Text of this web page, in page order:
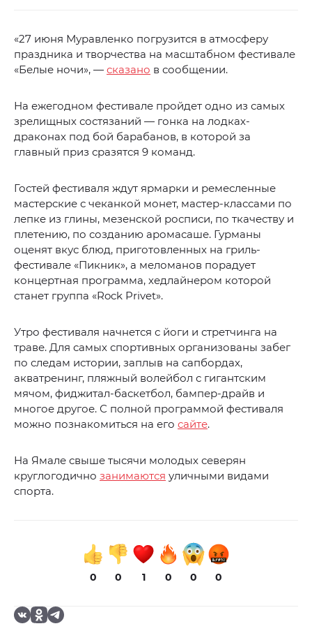
«27 июня Муравленко погрузится в атмосферу
праздника и творчества на масштабном фестивале
«Белые ночи», — сказано в сообщении.
На ежегодном фестивале пройдет одно из самых
зрелищных состязаний — гонка на лодках-
драконах под бой барабанов, в которой за
главный приз сразятся 9 команд.
Гостей фестиваля ждут ярмарки и ремесленные
мастерские с чеканкой монет, мастер-классами по
лепке из глины, мезенской росписи, по ткачеству и
плетению, по созданию аромасаше. Гурманы
оценят вкус блюд, приготовленных на гриль-
фестивале «Пикник», а меломанов порадует
концертная программа, хедлайнером которой
станет группа «Rock Privet».
Утро фестиваля начнется с йоги и стретчинга на
траве. Для самых спортивных организованы забег
по следам истории, заплыв на сапбордах,
акватренинг, пляжный волейбол с гигантским
мячом, фиджитал-баскетбол, бампер-драйв и
многое другое. С полной программой фестиваля
можно познакомиться на его сайте.
На Ямале свыше тысячи молодых северян
круглогодично занимаются уличными видами
спорта.
0 0 1 0 0 0